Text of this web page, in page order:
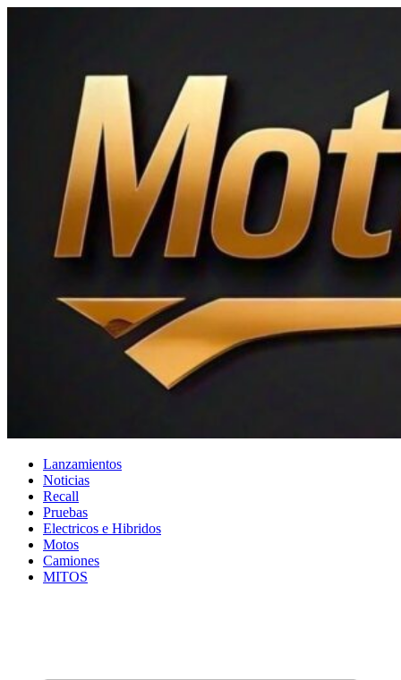
Lanzamientos
Noticias
Recall
Pruebas
Electricos e Hibridos
Motos
Camiones
MITOS